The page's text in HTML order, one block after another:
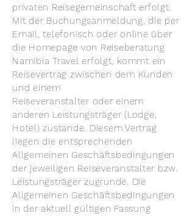
privaten Reisegemeinschaft erfolgt.
Mit der Buchungsanmeldung, die per
Email, telefonisch oder online über
die Homepage von Reiseberatung
Namibia Travel erfolgt, kommt ein
Reisevertrag zwischen dem Kunden
und einem
Reiseveranstalter oder einem
anderen Leistungsträger (Lodge,
Hotel) zustande. Diesem Vertrag
liegen die entsprechenden
Allgemeinen Geschäftsbedingungen
der jeweiligen Reiseveranstalter bzw.
Leistungsträger zugrunde. Die
Allgemeinen Geschäftsbedingungen
in der aktuell gültigen Fassung